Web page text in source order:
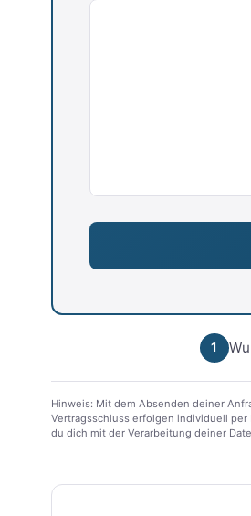
1
Hinweis: Mit dem Absenden deiner
Vertragsschluss erfolgen individuell per
du dich mit der Verarbeitung deiner